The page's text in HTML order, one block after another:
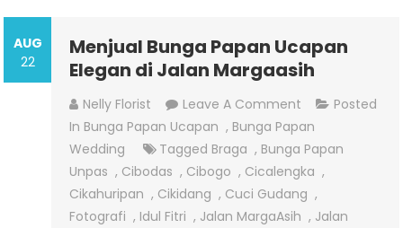
AUG
22
Menjual Bunga Papan Ucapan
Elegan di Jalan Margaasih
Nelly Florist Leave A Comment On
Menjual
Bunga
Papan
Ucapan
Elegan
Posted
In Bunga Papan Ucapan , Bunga Papan
Wedding
Tagged Braga , Bunga Papan
Unpas , Cibodas , Cibogo , Cicalengka ,
Cikahuripan , Cikidang , Cuci Gudang ,
Fotografi , Idul Fitri , Jalan MargaAsih , Jalan